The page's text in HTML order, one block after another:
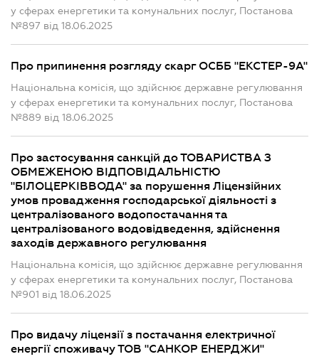
у сферах енергетики та комунальних послуг, Постанова
№897 від 18.06.2025
Про припинення розгляду скарг ОСББ "ЕКСТЕР-9А"
Національна комісія, що здійснює державне регулювання
у сферах енергетики та комунальних послуг, Постанова
№889 від 18.06.2025
Про застосування санкцій до ТОВАРИСТВА З
ОБМЕЖЕНОЮ ВІДПОВІДАЛЬНІСТЮ
"БІЛОЦЕРКІВВОДА" за порушення Ліцензійних
умов провадження господарської діяльності з
централізованого водопостачання та
централізованого водовідведення, здійснення
заходів державного регулювання
Національна комісія, що здійснює державне регулювання
у сферах енергетики та комунальних послуг, Постанова
№901 від 18.06.2025
Про видачу ліцензії з постачання електричної
енергії споживачу ТОВ "САНКОР ЕНЕРДЖИ"